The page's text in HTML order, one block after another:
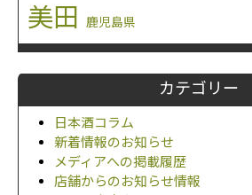
美田
鹿児島県
カテゴリー
日本酒コラム
新着情報のお知らせ
メディアへの掲載履歴
店舗からのお知らせ情報